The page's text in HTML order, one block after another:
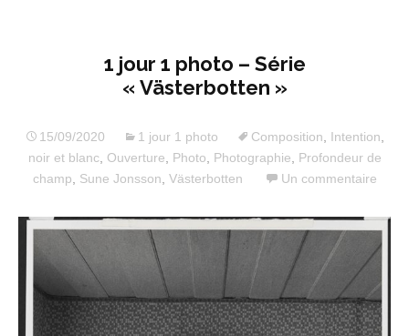
1 jour 1 photo – Série
« Västerbotten »
15/09/2020 1 jour 1 photo Composition, Intention,
noir et blanc, Ouverture, Photo, Photographie, Profondeur de
champ, Sune Jonsson, Västerbotten Un commentaire